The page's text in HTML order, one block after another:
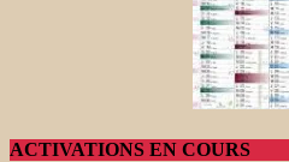
ACTIVATIONS EN COURS